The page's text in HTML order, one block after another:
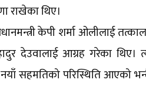
राखेका थिए।
केपी शर्मा ओलीलाई
देउवालाई आग्रह गरेका
सहमतिको परिस्थिति आएको